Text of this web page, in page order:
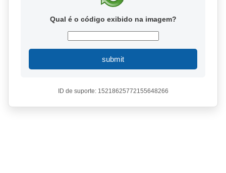
Qual é o código exibido na imagem?
submit
ID de suporte: 15218625772155648266